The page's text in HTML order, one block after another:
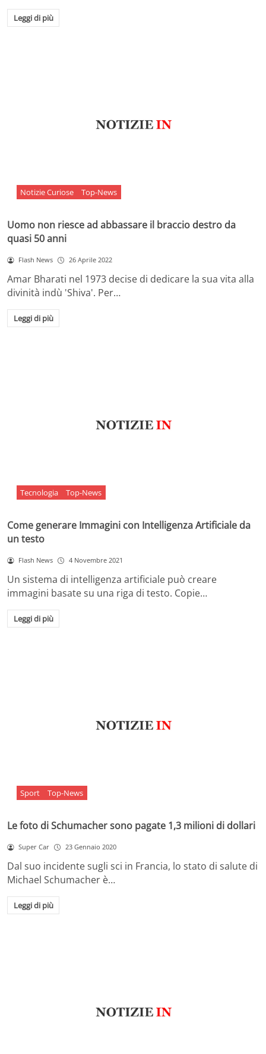
Leggi di più
Notizie Curiose Top-News
Uomo non riesce ad abbassare il braccio destro da
quasi 50 anni
Flash News 26 Aprile 2022
Amar Bharati nel 1973 decise di dedicare la sua vita alla
divinità indù 'Shiva'. Per…
Leggi di più
Tecnologia Top-News
Come generare Immagini con Intelligenza Artificiale da
un testo
Flash News 4 Novembre 2021
Un sistema di intelligenza artificiale può creare
immagini basate su una riga di testo. Copie…
Leggi di più
Sport Top-News
Le foto di Schumacher sono pagate 1,3 milioni di dollari
Super Car 23 Gennaio 2020
Dal suo incidente sugli sci in Francia, lo stato di salute di
Michael Schumacher è…
Leggi di più